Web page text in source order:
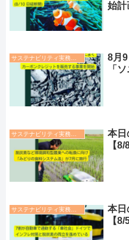
始計
サステナビリティ実務トレンド
8月
「
本日
【8/
本日
【8/